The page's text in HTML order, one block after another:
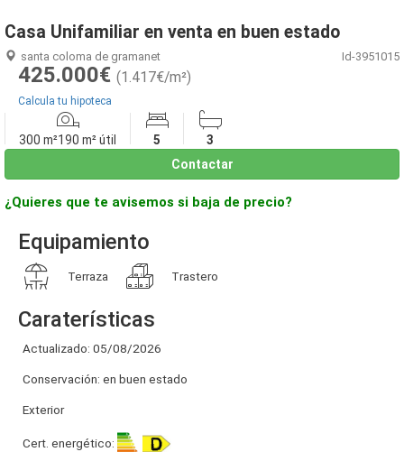
Casa Unifamiliar en venta en buen estado
santa coloma de gramanet Id-3951015
425.000€ (1.417€/m²)
Calcula tu hipoteca
300 m²190 m² útil 5
3
Contactar
¿Quieres que te avisemos si baja de precio?
Equipamiento
Terraza Trastero
Caraterísticas
Actualizado: 05/08/2026
Conservación: en buen estado
Exterior
Cert. energético: